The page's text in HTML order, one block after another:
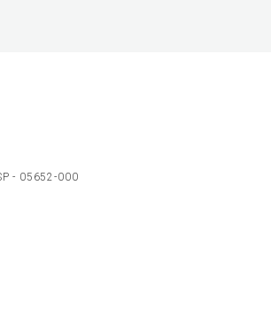
- 05652-000